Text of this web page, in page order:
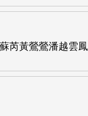
芮黃鶯鶯潘越雲鳳